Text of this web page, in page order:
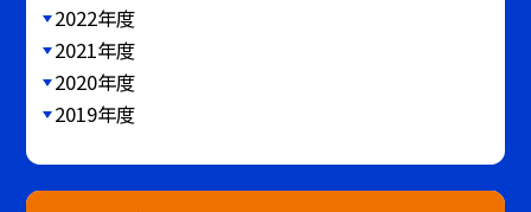
2022年度
2021年度
2020年度
2019年度